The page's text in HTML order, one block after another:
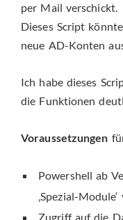
per Mail verschickt.
Dieses Script
neue AD-Konten
Ich habe dieses
die Funktionen
Voraussetzungen
Powershell ab
‚Spezial-
Zugriff auf die